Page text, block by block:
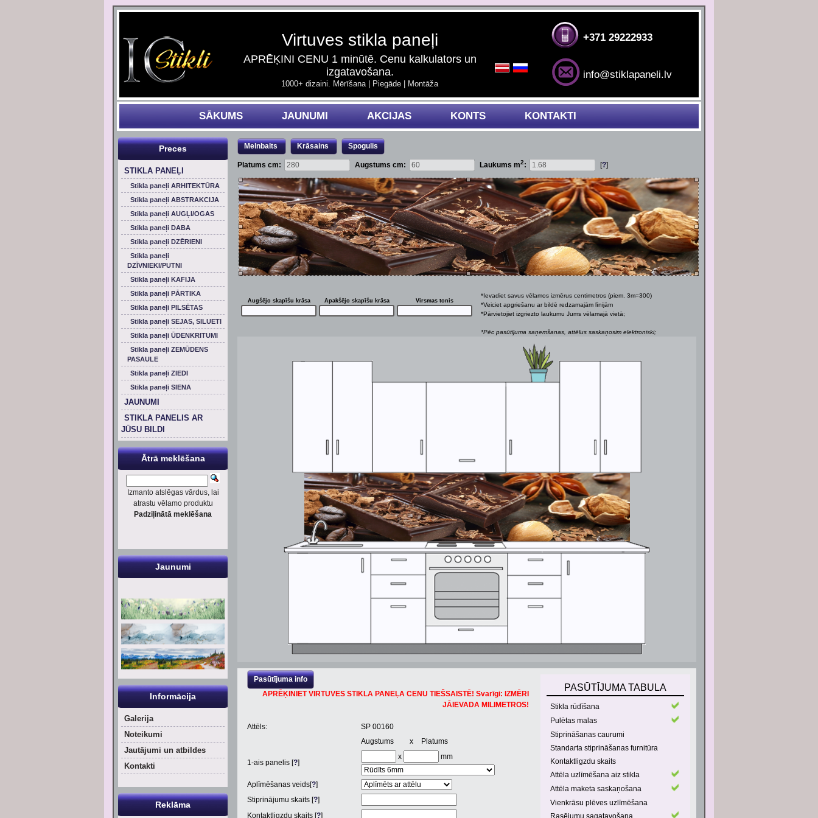
Virtuves stikla paneļi
APRĒĶINI CENU 1 minūtē. Cenu kalkulators un
izgatavošana.
1000+ dizaini. Mērīšana | Piegāde | Montāža
+371 29222933
info@stiklapaneli.lv
SĀKUMS JAUNUMI AKCIJAS KONTS KONTAKTI
Melnbalts Krāsains Spogulis
Platums cm: Augstums cm: Laukums m2: [?]
Augšējo skapīšu krāsa Apakšējo skapīšu krāsa Virsmas tonis
*Ievadiet savus vēlamos izmērus centimetros (piem. 3m=300)
*Veiciet apgriešanu ar bildē redzamajām līnijām
*Pārvietojiet izgriezto laukumu Jums vēlamajā vietā;
*Pēc pasūtījuma saņemšanas, attēlus saskaņosim elektroniski;
Pasūtījuma info
APRĒĶINIET VIRTUVES STIKLA PANEĻA CENU TIEŠSAISTĒ! Svarīgi: IZMĒRI
JĀIEVADA MILIMETROS!
Attēls:
SP 00160
Augstums
x Platums
1-ais panelis [?]
x mm
Aplīmēšanas veids[?]
Stiprinājumu skaits [?]
Kontaktligzdu skaits [?]
PASŪTĪJUMA TABULA
Stikla rūdīšana
Pulētas malas
Stiprināšanas caurumi
Standarta stiprināšanas furnitūra
Kontaktligzdu skaits
Attēla uzlīmēšana aiz stikla
Attēla maketa saskaņošana
Vienkrāsu plēves uzlīmēšana
Rasējumu sagatavošana
Preces
STIKLA PANEĻI
Stikla paneļi ARHITEKTŪRA
Stikla paneļi ABSTRAKCIJA
Stikla paneļi AUGĻI/OGAS
Stikla paneļi DABA
Stikla paneļi DZĒRIENI
Stikla paneļi
DZĪVNIEKI/PUTNI
Stikla paneļi KAFIJA
Stikla paneļi PĀRTIKA
Stikla paneļi PILSĒTAS
Stikla paneļi SEJAS, SILUETI
Stikla paneļi ŪDENKRITUMI
Stikla paneļi ZEMŪDENS
PASAULE
Stikla paneļi ZIEDI
Stikla paneļi SIENA
JAUNUMI
STIKLA PANELIS AR
JŪSU BILDI
Ātrā meklēšana
Izmanto atslēgas vārdus, lai
atrastu vēlamo produktu
Padziļinātā meklēšana
Jaunumi
Informācija
Galerija
Noteikumi
Jautājumi un atbildes
Kontakti
Reklāma